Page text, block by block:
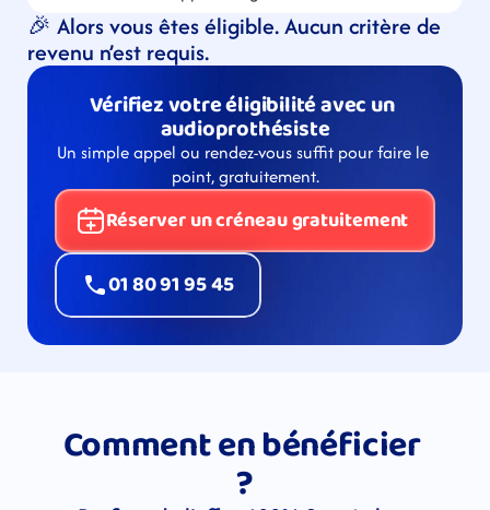
🎉 Alors vous êtes éligible. Aucun critère de
revenu n’est requis.
Vérifiez votre éligibilité avec un
audioprothésiste
Un simple appel ou rendez-vous suffit pour faire le
point, gratuitement.
Réserver un créneau gratuitement
01 80 91 95 45
Comment en bénéficier
?